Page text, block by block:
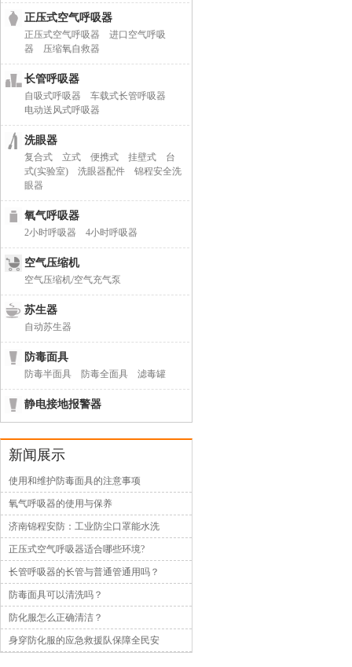
正压式空气呼吸器
正压式空气呼吸器
进口空气呼吸
器
压缩氧自救器
长管呼吸器
自吸式呼吸器
车载式长管呼吸器
电动送风式呼吸器
洗眼器
复合式 立式 便携式 挂壁式
台
式(实验室)
洗眼器配件
锦程安全洗
眼器
氧气呼吸器
2小时呼吸器 4小时呼吸器
空气压缩机
空气压缩机/空气充气泵
苏生器
自动苏生器
防毒面具
防毒半面具 防毒全面具 滤毒罐
静电接地报警器
新闻展示
使用和维护防毒面具的注意事项
氧气呼吸器的使用与保养
济南锦程安防：工业防尘口罩能水洗
正压式空气呼吸器适合哪些环境?
长管呼吸器的长管与普通管通用吗？
防毒面具可以清洗吗？
防化服怎么正确清洁？
身穿防化服的应急救援队保障全民安